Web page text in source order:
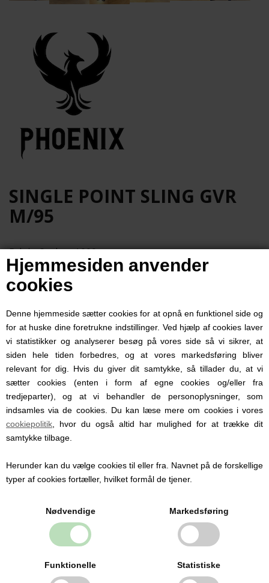
Hjemmesiden anvender
cookies
Denne hjemmeside sætter cookies for at opnå en funktionel side og
for at huske dine foretrukne indstillinger. Ved hjælp af cookies laver
vi statistikker og analyserer besøg på vores side så vi sikrer, at
siden hele tiden forbedres, og at vores markedsføring bliver
relevant for dig. Hvis du giver dit samtykke, så tillader du, at vi
sætter cookies (enten i form af egne cookies og/eller fra
tredjeparter), og at vi behandler de personoplysninger, som
indsamles via de cookies. Du kan læse mere om cookies i vores
cookiepolitik , hvor du også altid har mulighed for at trække dit
samtykke tilbage.
Herunder kan du vælge cookies til eller fra. Navnet på de forskellige
typer af cookies fortæller, hvilket formål de tjener.
Nødvendige Markedsføring
Funktionelle Statistiske
SINGLE POINT SLING GVR
M/95
Fabric: Cordura 1000
Bungy Strap: MIL-Spec.
Buckles: ITW & National Molding buckles.
Er lavet i så stærke materialer og syninger, at man kan
nødflyttes i remmen.
NB! Billeder er lidt gamle, ring eller skriv til os, hvis du vil
have en mundtlig update af produktets udseendet.
Vælg farve
Pris ved 1
599,00DKK
UDSOLGT
Beskrivelse